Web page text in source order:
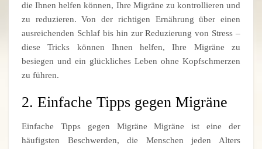
die Ihnen helfen können, Ihre Migräne zu kontrollieren und
zu reduzieren. Von der richtigen Ernährung über einen
ausreichenden Schlaf bis hin zur Reduzierung von Stress –
diese Tricks können Ihnen helfen, Ihre Migräne zu
besiegen und ein glückliches Leben ohne Kopfschmerzen
zu führen.
2. Einfache Tipps gegen Migräne
Einfache Tipps gegen Migräne Migräne ist eine der
häufigsten Beschwerden, die Menschen jeden Alters